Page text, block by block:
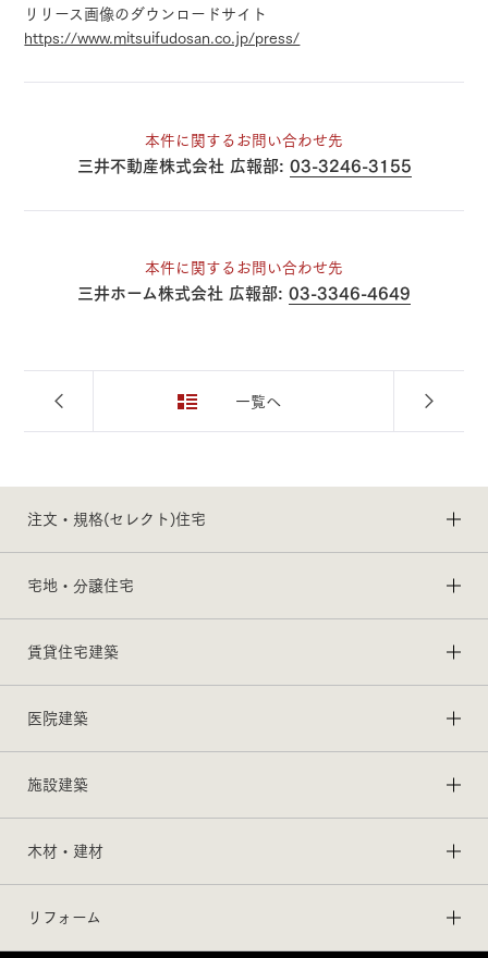
リリース画像のダウンロードサイト
https://www.mitsuifudosan.co.jp/press/
本件に関するお問い合わせ先
三井不動産株式会社 広報部: 03-3246-3155
本件に関するお問い合わせ先
三井ホーム株式会社 広報部: 03-3346-4649
一覧へ
注文・規格(セレクト)住宅
宅地・分譲住宅
賃貸住宅建築
医院建築
施設建築
木材・建材
リフォーム